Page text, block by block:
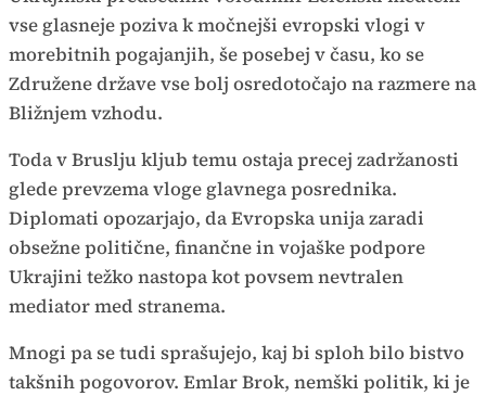
vse glasneje poziva k močnejši evropski vlogi v
morebitnih pogajanjih, še posebej v času, ko se
Združene države vse bolj osredotočajo na razmere na
Bližnjem vzhodu.
Toda v Bruslju kljub temu ostaja precej zadržanosti
glede prevzema vloge glavnega posrednika.
Diplomati opozarjajo, da Evropska unija zaradi
obsežne politične, finančne in vojaške podpore
Ukrajini težko nastopa kot povsem nevtralen
mediator med stranema.
Mnogi pa se tudi sprašujejo, kaj bi sploh bilo bistvo
takšnih pogovorov. Emlar Brok, nemški politik, ki je